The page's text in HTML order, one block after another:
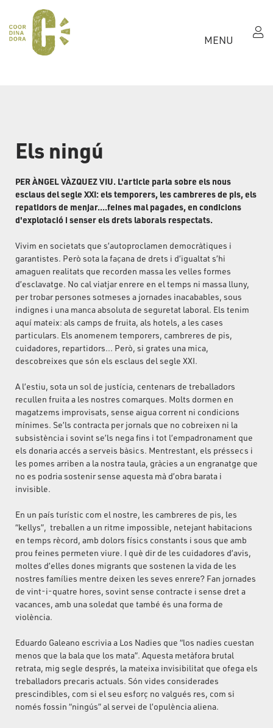
MENU
Els ningú
PER ÀNGEL VÀZQUEZ VIU. L'article parla sobre els nous
esclaus del segle XXI: els temporers, les cambreres de pis, els
repatidors de menjar....feines mal pagades, en condicions
d'explotació i senser els drets laborals respectats.
Vivim en societats que s’autoproclamen democràtiques i
garantistes. Però sota la façana de drets i d’igualtat s’hi
amaguen realitats que recorden massa les velles formes
d’esclavatge. No cal viatjar enrere en el temps ni massa lluny,
per trobar persones sotmeses a jornades inacabables, sous
indignes i una manca absoluta de seguretat laboral. Els tenim
aquí mateix: als camps de fruita, als hotels, a les cases
particulars. Els anomenem temporers, cambreres de pis,
cuidadores, repartidors... Però, si grates una mica,
descobreixes que són els esclaus del segle XXI.
A l’estiu, sota un sol de justícia, centenars de treballadors
recullen fruita a les nostres comarques. Molts dormen en
magatzems improvisats, sense aigua corrent ni condicions
mínimes. Se’ls contracta per jornals que no cobreixen ni la
subsistència i sovint se’ls nega fins i tot l’empadronament que
els donaria accés a serveis bàsics. Mentrestant, els préssecs i
les pomes arriben a la nostra taula, gràcies a un engranatge que
no es podria sostenir sense aquesta mà d’obra barata i
invisible.
En un país turístic com el nostre, les cambreres de pis, les
“kellys”, treballen a un ritme impossible, netejant habitacions
en temps rècord, amb dolors físics constants i sous que amb
prou feines permeten viure. I què dir de les cuidadores d’avis,
moltes d’elles dones migrants que sostenen la vida de les
nostres famílies mentre deixen les seves enrere? Fan jornades
de vint-i-quatre hores, sovint sense contracte i sense dret a
vacances, amb una soledat que també és una forma de
violència.
Eduardo Galeano escrivia a Los Nadies que “los nadies cuestan
menos que la bala que los mata”. Aquesta metàfora brutal
retrata, mig segle després, la mateixa invisibilitat que ofega els
treballadors precaris actuals. Són vides considerades
prescindibles, com si el seu esforç no valgués res, com si
només fossin “ningús” al servei de l’opulència aliena.